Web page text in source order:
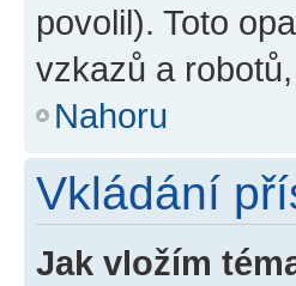
povolil). Toto
vzkazů a
Nahoru
Vkládání
Jak vložím